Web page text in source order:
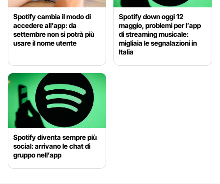
Spotify cambia il modo di
accedere all’app: da
settembre non si potrà più
usare il nome utente
Spotify down oggi 12
maggio, problemi per l’app
di streaming musicale:
migliaia le segnalazioni in
Italia
Spotify diventa sempre più
social: arrivano le chat di
gruppo nell’app